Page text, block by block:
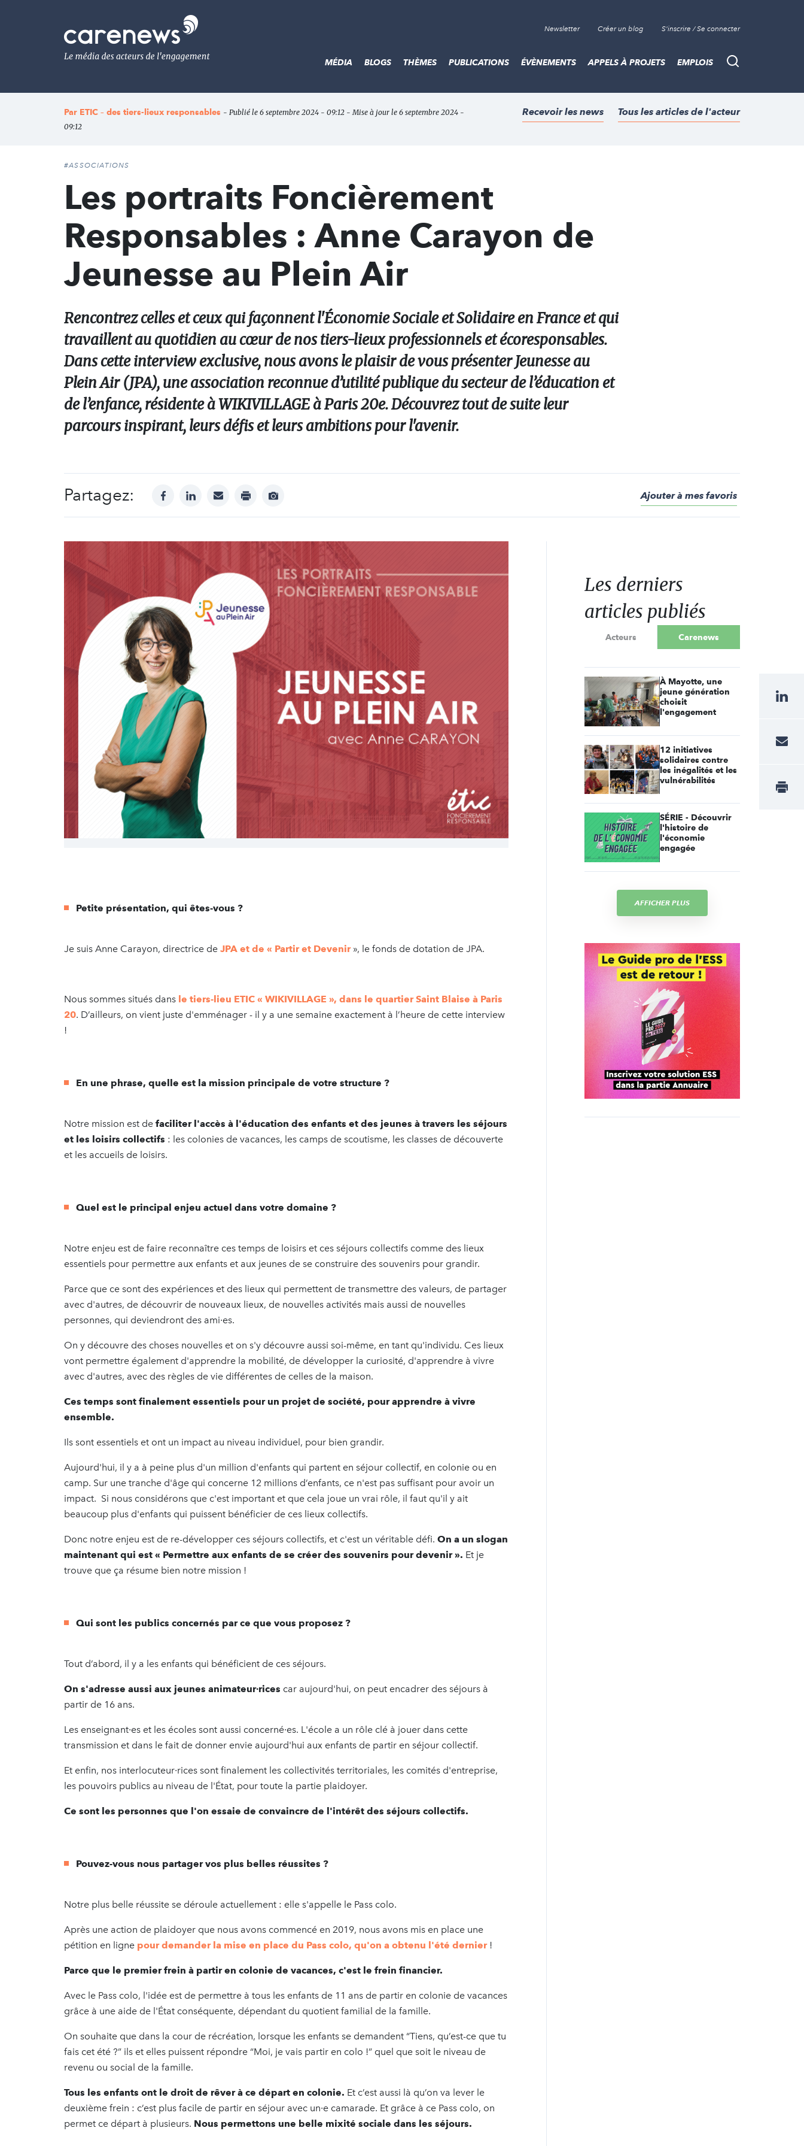
Le
média
de
l'engagement
Newsletter Créer un blog S'inscrire / Se connecter
Recherche
MÉDIA BLOGS THÈMES PUBLICATIONS ÉVÈNEMENTS APPELS À PROJETS EMPLOIS
Par ETIC – des tiers-lieux responsables - Publié le 6 septembre 2024 - 09:12 - Mise à jour le 6 septembre 2024 -
09:12
Recevoir les news Tous les articles de l'acteur
#ASSOCIATIONS
Les portraits Foncièrement
Responsables : Anne Carayon de
Jeunesse au Plein Air
Rencontrez celles et ceux qui façonnent l'Économie Sociale et Solidaire en France et qui
travaillent au quotidien au cœur de nos tiers-lieux professionnels et écoresponsables.
Dans cette interview exclusive, nous avons le plaisir de vous présenter Jeunesse au
Plein Air (JPA), une association reconnue d’utilité publique du secteur de l’éducation et
de l’enfance, résidente à WIKIVILLAGE à Paris 20e. Découvrez tout de suite leur
parcours inspirant, leurs défis et leurs ambitions pour l'avenir.
Partagez: facebooklinkedinmail print
Afficher
Ajouter à mes favoris
Petite présentation, qui êtes-vous ?
Je suis Anne Carayon, directrice de JPA et de « Partir et Devenir», le fonds de dotation de JPA.
Nous sommes situés dans le tiers-lieu ETIC « WIKIVILLAGE », dans le quartier Saint Blaise à Paris
20. D’ailleurs, on vient juste d'emménager - il y a une semaine exactement à l’heure de cette interview
!
En une phrase, quelle est la mission principale de votre structure ?
Notre mission est de faciliter l'accès à l'éducation des enfants et des jeunes à travers les séjours
et les loisirs collectifs : les colonies de vacances, les camps de scoutisme, les classes de découverte
et les accueils de loisirs.
Quel est le principal enjeu actuel dans votre domaine ?
Notre enjeu est de faire reconnaître ces temps de loisirs et ces séjours collectifs comme des lieux
essentiels pour permettre aux enfants et aux jeunes de se construire des souvenirs pour grandir.
Parce que ce sont des expériences et des lieux qui permettent de transmettre des valeurs, de partager
avec d'autres, de découvrir de nouveaux lieux, de nouvelles activités mais aussi de nouvelles
personnes, qui deviendront des ami∙es.
On y découvre des choses nouvelles et on s'y découvre aussi soi-même, en tant qu'individu. Ces lieux
vont permettre également d'apprendre la mobilité, de développer la curiosité, d'apprendre à vivre
avec d'autres, avec des règles de vie différentes de celles de la maison.
Ces temps sont finalement essentiels pour un projet de société, pour apprendre à vivre
ensemble.
Ils sont essentiels et ont un impact au niveau individuel, pour bien grandir.
Aujourd'hui, il y a à peine plus d'un million d'enfants qui partent en séjour collectif, en colonie ou en
camp. Sur une tranche d'âge qui concerne 12 millions d’enfants, ce n'est pas suffisant pour avoir un
impact. Si nous considérons que c'est important et que cela joue un vrai rôle, il faut qu'il y ait
beaucoup plus d'enfants qui puissent bénéficier de ces lieux collectifs.
Donc notre enjeu est de re-développer ces séjours collectifs, et c'est un véritable défi. On a un slogan
maintenant qui est « Permettre aux enfants de se créer des souvenirs pour devenir ». Et je
trouve que ça résume bien notre mission !
Qui sont les publics concernés par ce que vous proposez ?
Tout d’abord, il y a les enfants qui bénéficient de ces séjours.
On s'adresse aussi aux jeunes animateur∙rices car aujourd'hui, on peut encadrer des séjours à
partir de 16 ans.
Les enseignant∙es et les écoles sont aussi concerné∙es. L'école a un rôle clé à jouer dans cette
transmission et dans le fait de donner envie aujourd'hui aux enfants de partir en séjour collectif.
Et enfin, nos interlocuteur∙rices sont finalement les collectivités territoriales, les comités d'entreprise,
les pouvoirs publics au niveau de l'État, pour toute la partie plaidoyer.
Ce sont les personnes que l'on essaie de convaincre de l'intérêt des séjours collectifs.
Pouvez-vous nous partager vos plus belles réussites ?
Notre plus belle réussite se déroule actuellement : elle s'appelle le Pass colo.
Après une action de plaidoyer que nous avons commencé en 2019, nous avons mis en place une
pétition en ligne pour demander la mise en place du Pass colo, qu'on a obtenu l'été dernier!
Parce que le premier frein à partir en colonie de vacances, c'est le frein financier.
Avec le Pass colo, l'idée est de permettre à tous les enfants de 11 ans de partir en colonie de vacances
grâce à une aide de l'État conséquente, dépendant du quotient familial de la famille.
On souhaite que dans la cour de récréation, lorsque les enfants se demandent “Tiens, qu’est-ce que tu
fais cet été ?” ils et elles puissent répondre “Moi, je vais partir en colo !” quel que soit le niveau de
revenu ou social de la famille.
Tous les enfants ont le droit de rêver à ce départ en colonie. Et c’est aussi là qu’on va lever le
deuxième frein : c’est plus facile de partir en séjour avec un∙e camarade. Et grâce à ce Pass colo, on
permet ce départ à plusieurs. Nous permettons une belle mixité sociale dans les séjours.
Les derniers
articles publiés
Acteurs Carenews
À Mayotte, une
jeune génération
choisit
l'engagement
12 initiatives
solidaires contre
les inégalités et les
vulnérabilités
SÉRIE - Découvrir
l'histoire de
l'économie
engagée
AFFICHER PLUS